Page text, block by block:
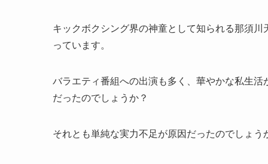
キックボクシング界の神童として知られる那須
っています。
バラエティ番組への出演も多く、華やかな私生
だったのでしょうか？
それとも単純な実力不足が原因だったのでしょう